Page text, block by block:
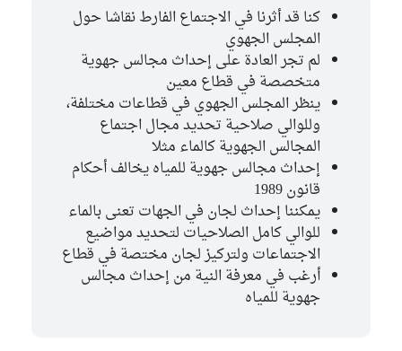
كنا قد أثرنا في الاجتماع الفارط نقاشا حول
المجلس الجهوي
لم تجر العادة على إحداث مجالس جهوية
متخصصة في قطاع معين
ينظر المجلس الجهوي في قطاعات مختلفة،
وللوالي صلاحية تحديد مجال اجتماع
المجالس الجهوية كالماء مثلا
إحداث مجالس جهوية للمياه يخالف أحكام
قانون 1989
يمكننا إحداث لجان في الجهات تعنى بالماء
للوالي كامل الصلاحيات لتحديد مواضيع
الاجتماعات ولتركيز لجان مختصة في قطاع
أرغب في معرفة النية من إحداث مجالس
جهوية للمياه
كتلة حركة النهضة
محمد زريق
كتلة حركة النهضة
سلمى معالج
الكتلة الديمقراطية
الهادي الماكني
كتلة تحيا تونس
سهير العسكري
مستقل